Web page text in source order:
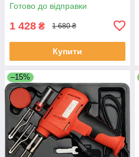
Готово до відправки
1 428 ₴ 1 680 ₴
Купити
–15%